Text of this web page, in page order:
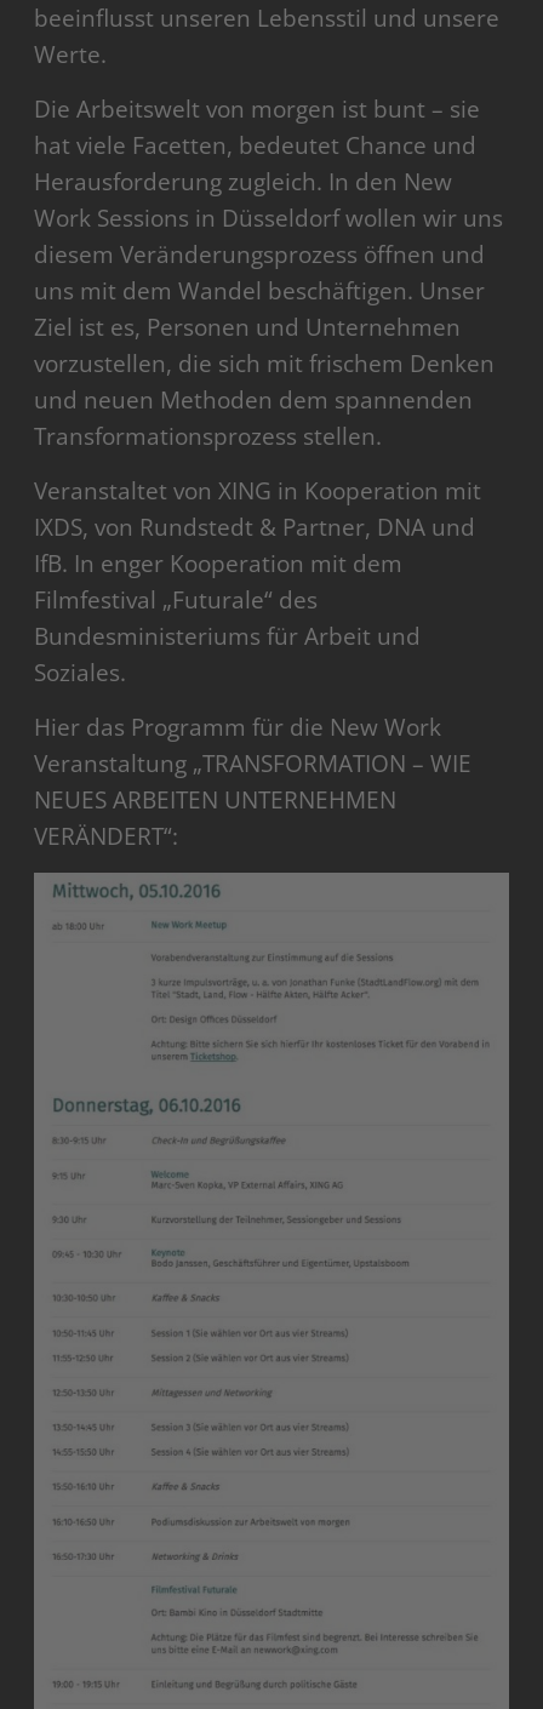
beein­flusst unseren Lebensstil und unsere
Werte.
Die Arbeitswelt von morgen ist bunt – sie
hat viele Facetten, bedeutet Chance und
Herausforderung zugleich. In den New
Work Sessions in Düsseldorf wollen wir uns
diesem Veränderungsprozess öffnen und
uns mit dem Wandel beschäftigen. Unser
Ziel ist es, Personen und Unternehmen
vorzustellen, die sich mit frischem Denken
und neuen Methoden dem spannenden
Transformationsprozess stellen.
Veranstaltet von XING in Kooperation mit
IXDS, von Rundstedt & Partner, DNA und
IfB. In enger Kooperation mit dem
Filmfestival „Futurale“ des
Bundesministeriums für Arbeit und
Soziales.
Hier das Programm für die New Work
Veranstaltung „TRANSFORMATION – WIE
NEUES ARBEITEN UNTERNEHMEN
VERÄNDERT“: